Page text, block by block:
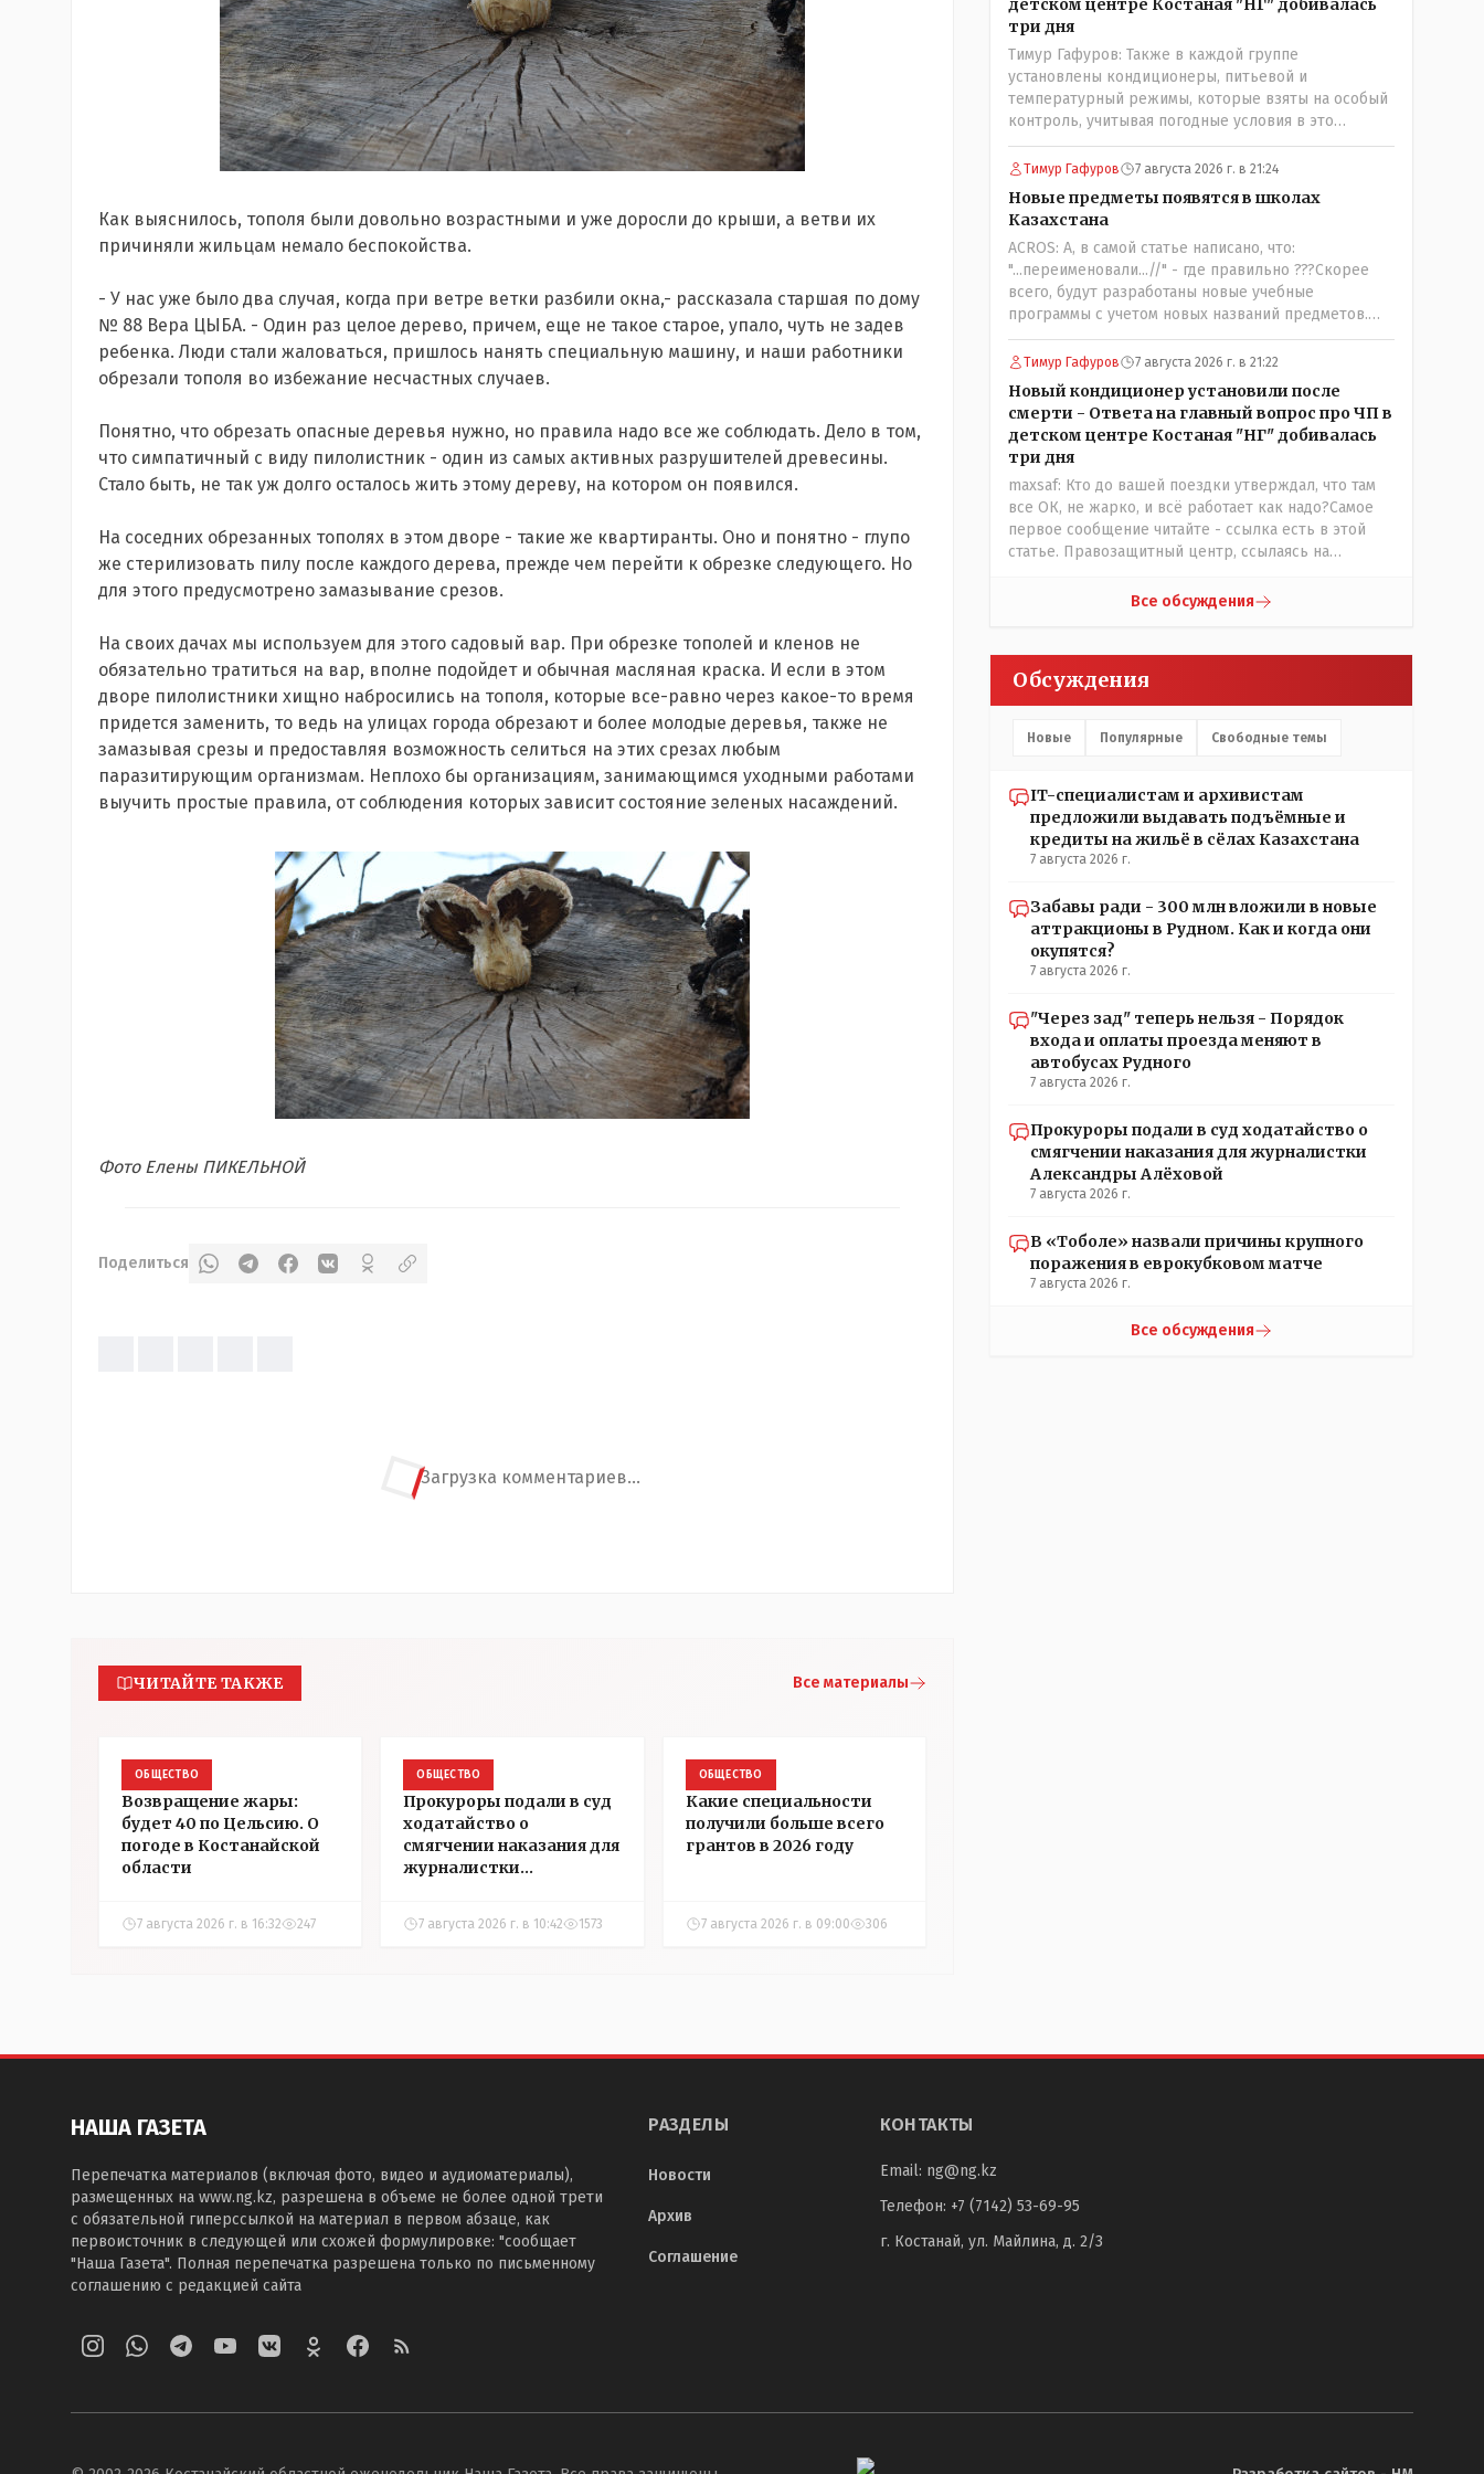
Как выяснилось, тополя были довольно возрастными и уже доросли до крыши, а ветви их
причиняли жильцам немало беспокойства.
- У нас уже было два случая, когда при ветре ветки разбили окна,- рассказала старшая по дому
№ 88 Вера ЦЫБА. - Один раз целое дерево, причем, еще не такое старое, упало, чуть не задев
ребенка. Люди стали жаловаться, пришлось нанять специальную машину, и наши работники
обрезали тополя во избежание несчастных случаев.
Понятно, что обрезать опасные деревья нужно, но правила надо все же соблюдать. Дело в том,
что симпатичный с виду пилолистник - один из самых активных разрушителей древесины.
Стало быть, не так уж долго осталось жить этому дереву, на котором он появился.
На соседних обрезанных тополях в этом дворе - такие же квартиранты. Оно и понятно - глупо
же стерилизовать пилу после каждого дерева, прежде чем перейти к обрезке следующего. Но
для этого предусмотрено замазывание срезов.
На своих дачах мы используем для этого садовый вар. При обрезке тополей и кленов не
обязательно тратиться на вар, вполне подойдет и обычная масляная краска. И если в этом
дворе пилолистники хищно набросились на тополя, которые все-равно через какое-то время
придется заменить, то ведь на улицах города обрезают и более молодые деревья, также не
замазывая срезы и предоставляя возможность селиться на этих срезах любым
паразитирующим организмам. Неплохо бы организациям, занимающимся уходными работами
выучить простые правила, от соблюдения которых зависит состояние зеленых насаждений.
Фото Елены ПИКЕЛЬНОЙ
Поделиться
Загрузка комментариев...
ЧИТАЙТЕ ТАКЖЕ Все материалы
ОБЩЕСТВО
Возвращение жары:
будет 40 по Цельсию. О
погоде в Костанайской
области
7 августа 2026 г. в 16:32 247
ОБЩЕСТВО
Прокуроры подали в суд
ходатайство о
смягчении наказания для
журналистки
7 августа 2026 г. в 10:42 1573
ОБЩЕСТВО
Какие специальности
получили больше всего
грантов в 2026 году
7 августа 2026 г. в 09:00 306
детском центре Костаная "НГ" добивалась
три дня
Тимур Гафуров: Также в каждой группе
установлены кондиционеры, питьевой и
температурный режимы, которые взяты на особый
контроль, учитывая погодные условия в это
лето.Мы решили. что это - противоречие. Вы
считаете иначе?Ну тут противоречия нет. Этот
трагедии, то есть 29 июля, когда спешно
установили и воду, и новые кондиционеры, и
впервые поставили температурный режим на
контроль. То есть первая часть - информация до
трагедии, вторая часть - информация после
трагедии, когда все уже было исправлено.
Тимур Гафуров 7 августа 2026 г. в 21:24
Новые предметы появятся в школах
Казахстана
ACROS: А, в самой статье написано, что:
"...переименовали...//" - где правильно ???Скорее
всего, будут разработаны новые учебные
программы с учетом новых названий предметов.
Так что предметы - новые. Хоть и
переименованные)
Тимур Гафуров 7 августа 2026 г. в 21:22
Новый кондиционер установили после
смерти - Ответа на главный вопрос про ЧП в
детском центре Костаная "НГ" добивалась
три дня
maxsaf: Кто до вашей поездки утверждал, что там
все ОК, не жарко, и всё работает как надо?Самое
первое сообщение читайте - ссылка есть в этой
статье. Правозащитный центр, ссылаясь на
чате, которые прислали ему в виде
времени их установили только в помещениях,
предназначенных для административно-
управленческого персонала. И Также в каждой
группе установлены кондиционеры, питьевой и
контроль, учитывая погодные условия в это лето.
Мы решили. что это - противоречие. Вы считаете
иначе?
Все обсуждения
Обсуждения
Новые Популярные Свободные темы
IT-специалистам и архивистам
предложили выдавать подъёмные и
кредиты на жильё в сёлах Казахстана
7 августа 2026 г.
Забавы ради - 300 млн вложили в новые
аттракционы в Рудном. Как и когда они
окупятся?
7 августа 2026 г.
"Через зад" теперь нельзя - Порядок
входа и оплаты проезда меняют в
автобусах Рудного
7 августа 2026 г.
Прокуроры подали в суд ходатайство о
смягчении наказания для журналистки
Александры Алёховой
7 августа 2026 г.
В «Тоболе» назвали причины крупного
поражения в еврокубковом матче
7 августа 2026 г.
Все обсуждения
НАША ГАЗЕТА
Перепечатка материалов (включая фото, видео и аудиоматериалы),
размещенных на www.ng.kz, разрешена в объеме не более одной трети
с обязательной гиперссылкой на материал в первом абзаце, как
первоисточник в следующей или схожей формулировке: "сообщает
"Наша Газета". Полная перепечатка разрешена только по письменному
соглашению с редакцией сайта
РАЗДЕЛЫ
Новости
Архив
Соглашение
КОНТАКТЫ
Email: ng@ng.kz
Телефон: +7 (7142) 53-69-95
г. Костанай, ул. Майлина, д. 2/3